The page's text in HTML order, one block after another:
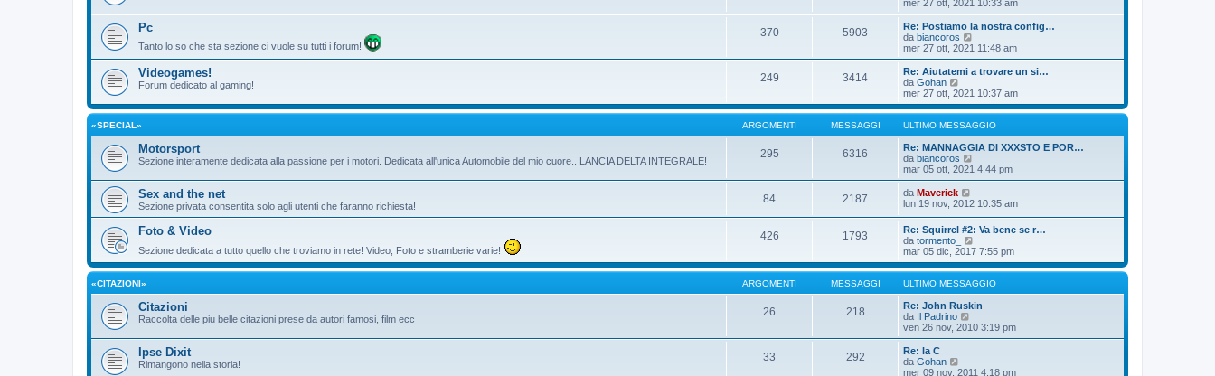
s
s
a
g
g
i
o
t
i
m
o
m
e
s
a
g
g
i
o
d
i
u
l
m
o
m
e
s
s
a
g
g
i
mer 27 ott, 2021 10:33 am
Pc
Tanto lo so che sta sezione ci vuole su tutti i forum!
370 5903
Re: Postiamo la nostra config…
da biancoros
e
d
i
i
m
o
m
s
g
g
i
o
mer 27 ott, 2021 11:48 am
Videogames!
Forum dedicato al gaming!
249 3414
Re: Aiutatemi a trovare un si…
da Gohan
e
d
i
u
l
t
m
o
m
e
s
a
g
g
i
o
mer 27 ott, 2021 10:37 am
«SPECIAL» ARGOMENTI MESSAGGI ULTIMO MESSAGGIO
Motorsport
Sezione interamente dedicata alla passione per i motori. Dedicata all'unica Automobile del mio cuore.. LANCIA DELTA INTEGRALE!
295 6316
Re: MANNAGGIA DI XXXSTO E POR…
da biancoros
e
d
u
t
i
o
m
e
s
s
a
g
i
mar 05 ott, 2021 4:44 pm
Sex and the net
Sezione privata consentita solo agli utenti che faranno richiesta!
84 2187 da Maverick
e
i
u
l
t
i
m
o
m
e
s
s
a
lun 19 nov, 2012 10:35 am
Foto & Video
Sezione dedicata a tutto quello che troviamo in rete! Video, Foto e stramberie varie!
426 1793
Re: Squirrel #2: Va bene se r…
da tormento_
e
d
i
u
l
t
m
o
s
mar 05 dic, 2017 7:55 pm
«CITAZIONI» ARGOMENTI MESSAGGI ULTIMO MESSAGGIO
Citazioni
Raccolta delle piu belle citazioni prese da autori famosi, film ecc
26 218
Re: John Ruskin
da Il Padrino
e
d
l
ven 26 nov, 2010 3:19 pm
Ipse Dixit
Rimangono nella storia!
33 292
Re: la C
da Gohan
e
mer 09 nov, 2011 4:18 pm